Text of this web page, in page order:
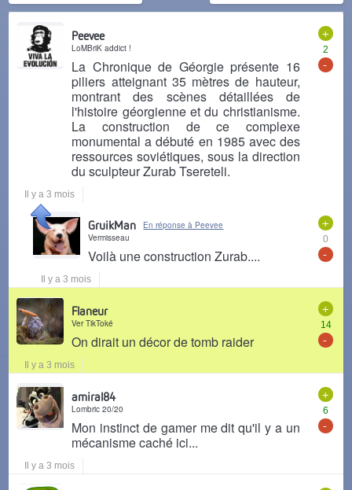
+
2
-
Peevee
LoMBriK addict !
La Chronique de Géorgie présente 16
piliers atteignant 35 mètres de hauteur,
montrant des scènes détaillées de
l'histoire géorgienne et du christianisme.
La construction de ce complexe
monumental a débuté en 1985 avec des
ressources soviétiques, sous la direction
du sculpteur Zurab Tsereteli.
Il y a 3 mois
+
0
-
GruikMan
En réponse à Peevee
Vermisseau
Voilà une construction Zurab....
Il y a 3 mois
+
14
-
Flaneur
Ver TikToké
On dirait un décor de tomb raider
Il y a 3 mois
+
6
-
amiral84
Lombric 20/20
Mon instinct de gamer me dit qu'il y a un
mécanisme caché ici...
Il y a 3 mois